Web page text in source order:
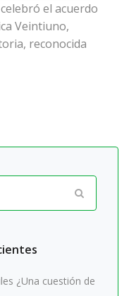
el acuerdo
Veintiuno,
reconocida
¿Una cuestión de